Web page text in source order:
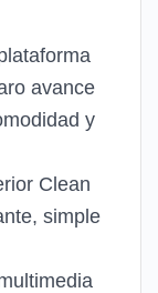
avance
y
Clean
simple